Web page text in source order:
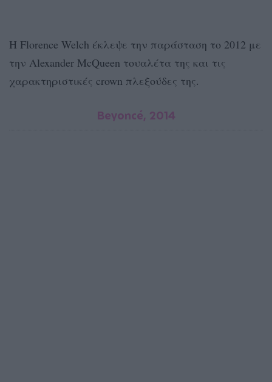
Η Florence Welch έκλεψε την παράσταση το 2012 με
την Alexander McQueen τουαλέτα της και τις
χαρακτηριστικές crown πλεξούδες της.
Beyoncé, 2014